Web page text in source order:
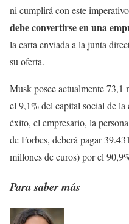
ni cumplirá con este
debe convertirse en una
la carta enviada a la junta
su oferta.
Musk posee actualmente 73,1
el 9,1% del capital social de la
éxito, el empresario, la
de Forbes, deberá pagar
millones de euros) por el
Para saber más